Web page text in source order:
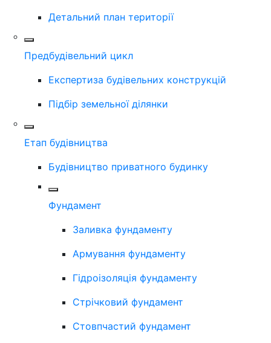
Детальний план території
Предбудівельний цикл
Експертиза будівельних конструкцій
Підбір земельної ділянки
Етап будівництва
Будівництво приватного будинку
Фундамент
Заливка фундаменту
Армування фундаменту
Гідроізоляція фундаменту
Стрічковий фундамент
Стовпчастий фундамент